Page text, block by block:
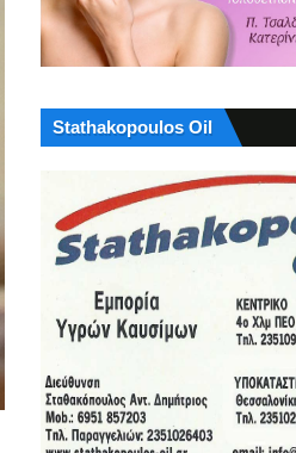
Stathakopoulos Oil